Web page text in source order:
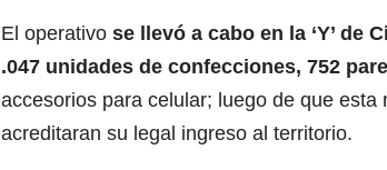
El operativo se llevó a cabo en la ‘Y’ de
.047 unidades de confecciones, 752
accesorios para celular; luego de que
acreditaran su legal ingreso al territorio.